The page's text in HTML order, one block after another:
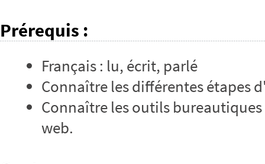
Prérequis :
Français : lu, écrit, parlé
Connaître les différentes étapes
Connaître les outils
web.